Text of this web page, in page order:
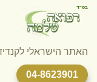
האתר הישראלי
04-8623901